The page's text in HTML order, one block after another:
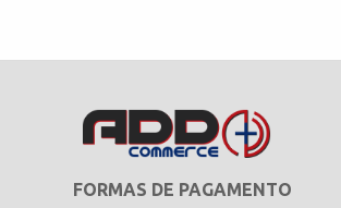
FORMAS DE PAGAMENTO